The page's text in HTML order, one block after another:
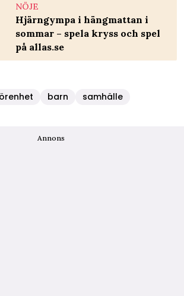
NÖJE
Hjärngympa i hängmattan i
sommar – spela kryss och spel
på allas.se
barn samhälle
Annons